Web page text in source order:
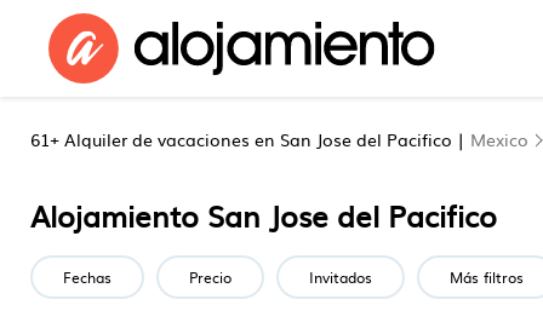
61+ Alquiler de vacaciones en San Jose del Pacifico | Mexico
Alojamiento San Jose del Pacifico
Fechas Precio Invitados Más filtros